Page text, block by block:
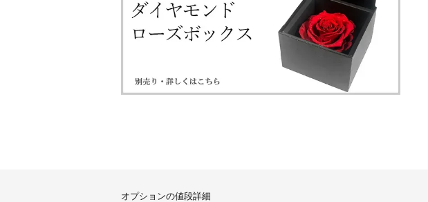
オプションの値段詳細